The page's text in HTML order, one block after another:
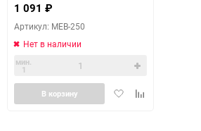
1 091 ₽
Артикул: MEB-250
Нет в наличии
мин.
1
ДобавитьДобавить
В корзину